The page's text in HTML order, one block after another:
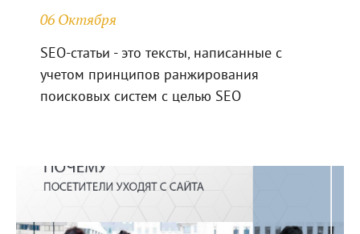
06 Октября
SEO-статьи - это тексты, написанные с
учетом принципов ранжирования
поисковых систем с целью SEO